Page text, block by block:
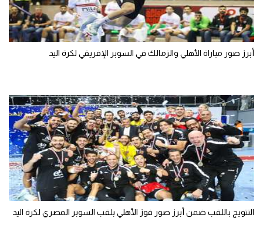
أبرز صور مباراة الأهلي والزمالك في السوبر الإفريقي لكرة اليد
التتويج باللقب ضمن أبرز صور فوز الأهلي بلقب السوبر المصري لكرة اليد